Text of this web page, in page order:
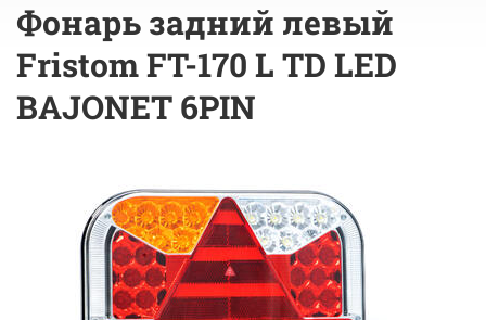
Фонарь задний левый
Fristom FT-170 L TD LED
BAJONET 6PIN